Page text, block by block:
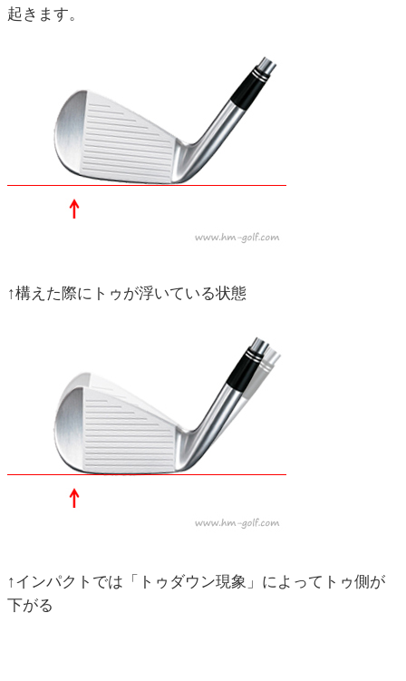
起きます。
↑構えた際にトゥが浮いている状態
↑インパクトでは「トゥダウン現象」によってトゥ側が
下がる